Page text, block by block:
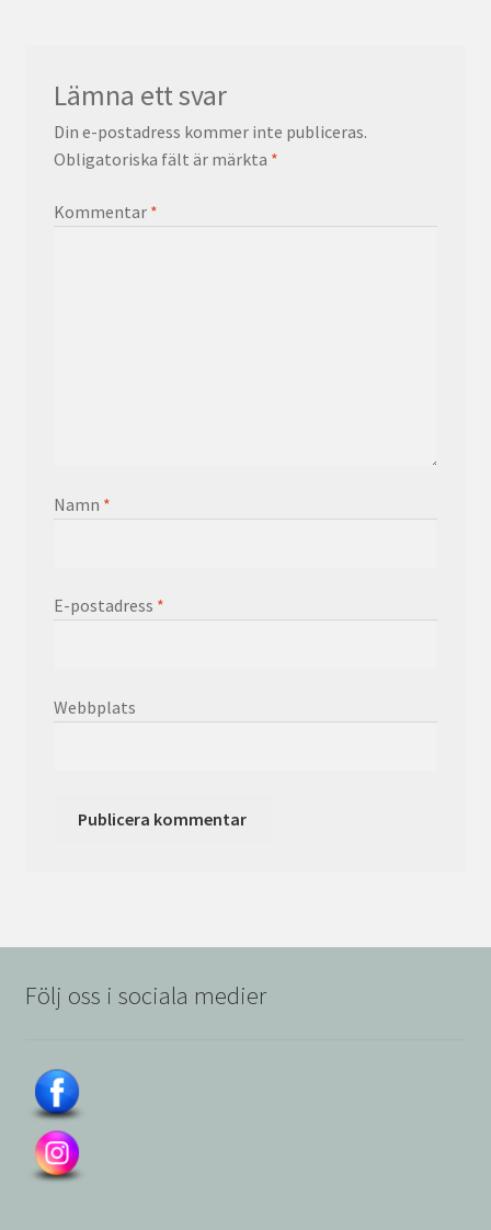
Lämna ett svar
Din e-postadress kommer inte publiceras.
Obligatoriska fält är märkta *
Kommentar *
Namn *
E-postadress *
Webbplats
Följ oss i sociala medier